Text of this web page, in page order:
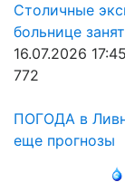
Столичные
больнице
16.07.2026
772
ПОГОДА в
еще прогнозы